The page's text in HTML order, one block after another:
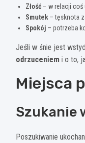
Złość – w relacji coś
Smutek – tęsknota
Spokój – potrzeba
Jeśli w śnie jest
odrzuceniem i o to,
Miejsca
Szukanie
Poszukiwanie